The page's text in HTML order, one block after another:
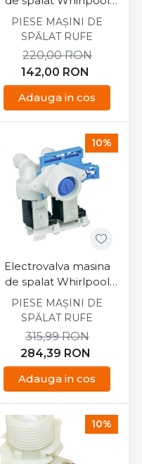
AWO/D 481227128558
PIESE MAȘINI DE
SPĂLAT RUFE
142,00 RON
220,00RON
Adauga in cos
10%
Electrovalva masina
de spalat Whirlpool
481071427961
PIESE MAȘINI DE
SPĂLAT RUFE
284,39 RON
315,99RON
Adauga in cos
10%